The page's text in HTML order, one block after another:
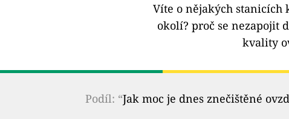
Víte o nějakých stanicích
okolí? proč se nezapojit
kvality
Podíl: “Jak moc je dnes znečištěné